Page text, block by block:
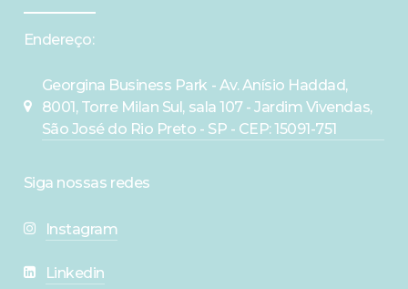
Endereço:
Georgina Business Park - Av. Anísio Haddad,
8001, Torre Milan Sul, sala 107 - Jardim Vivendas,
São José do Rio Preto - SP - CEP: 15091-751
Siga nossas redes
Instagram
Linkedin